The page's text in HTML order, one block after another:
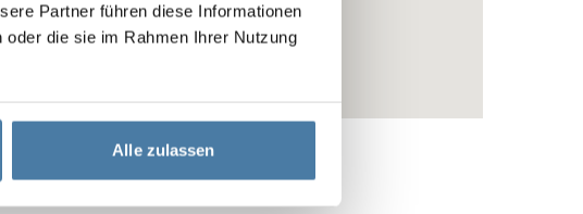
Partner führen diese Informationen
die sie im Rahmen Ihrer Nutzung
Alle zulassen